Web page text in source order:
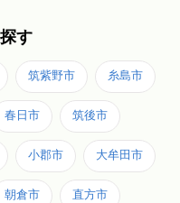
す
筑紫野市 糸島市
春日市 筑後市
小郡市 大牟田市
朝倉市 直方市